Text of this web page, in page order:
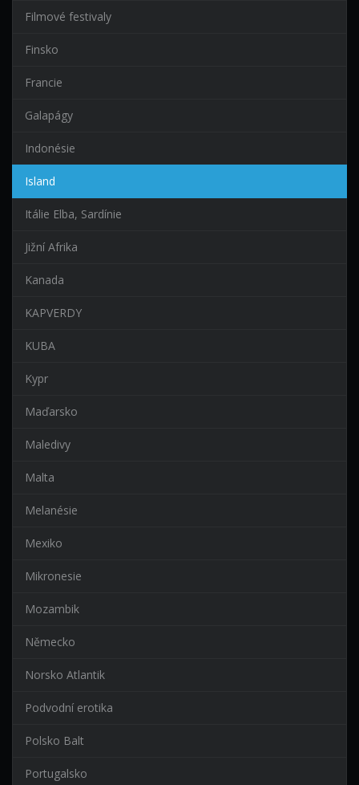
Filmové festivaly
Finsko
Francie
Galapágy
Indonésie
Island
Itálie Elba, Sardínie
Jižní Afrika
Kanada
KAPVERDY
KUBA
Kypr
Maďarsko
Maledivy
Malta
Melanésie
Mexiko
Mikronesie
Mozambik
Německo
Norsko Atlantik
Podvodní erotika
Polsko Balt
Portugalsko